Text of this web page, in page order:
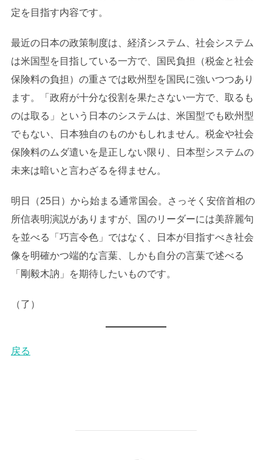
定を目指す内容です。
最近の日本の政策制度は、経済システム、社会システム
は米国型を目指している一方で、国民負担（税金と社会
保険料の負担）の重さでは欧州型を国民に強いつつあり
ます。「政府が十分な役割を果たさない一方で、取るも
のは取る」という日本のシステムは、米国型でも欧州型
でもない、日本独自のものかもしれません。税金や社会
保険料のムダ遣いを是正しない限り、日本型システムの
未来は暗いと言わざるを得ません。
明日（25日）から始まる通常国会。さっそく安倍首相の
所信表明演説がありますが、国のリーダーには美辞麗句
を並べる「巧言令色」ではなく、日本が目指すべき社会
像を明確かつ端的な言葉、しかも自分の言葉で述べる
「剛毅木訥」を期待したいものです。
（了）
戻る